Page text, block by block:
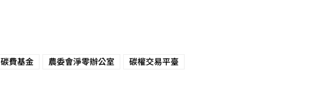
碳費基金 農委會淨零辦公室 碳權交易平臺